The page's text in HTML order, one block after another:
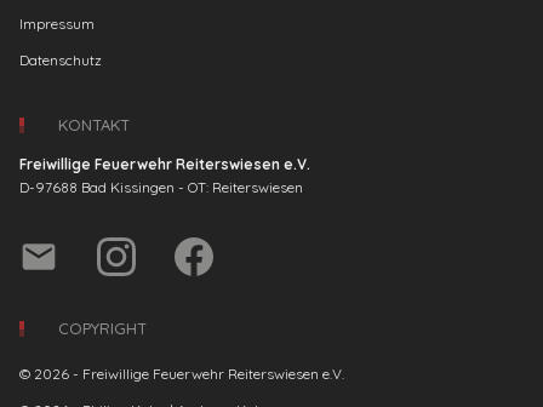
Impressum
Datenschutz
KONTAKT
Freiwillige Feuerwehr Reiterswiesen e.V.
D-97688 Bad Kissingen - OT: Reiterswiesen
email
COPYRIGHT
© 2026 - Freiwillige Feuerwehr Reiterswiesen e.V.